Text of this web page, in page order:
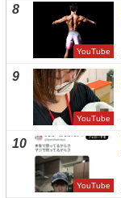
8
YouTube
9
YouTube
10
YouTube